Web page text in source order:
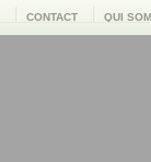
CONTACT QUI